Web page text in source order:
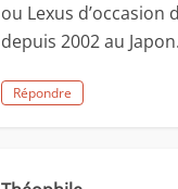
ou Lexus
depuis 2002 au Japon.
Répondre